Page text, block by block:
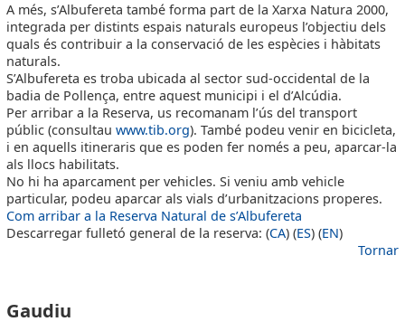
A més, s’Albufereta també forma part de la Xarxa Natura 2000,
integrada per distints espais naturals europeus l’objectiu dels
quals és contribuir a la conservació de les espècies i hàbitats
naturals.
S’Albufereta es troba ubicada al sector sud-occidental de la
badia de Pollença, entre aquest municipi i el d’Alcúdia.
Per arribar a la Reserva, us recomanam l’ús del transport
públic (consultauwww.tib.org). També podeu venir en bicicleta,
i en aquells itineraris que es poden fer només a peu, aparcar-la
als llocs habilitats.
No hi ha aparcament per vehicles. Si veniu amb vehicle
particular, podeu aparcar als vials d’urbanitzacions properes.
Com arribar a la Reserva Natural de s’Albufereta
Descarregar fulletó general de la reserva: (CA) (ES) (EN)
Tornar
Gaudiu